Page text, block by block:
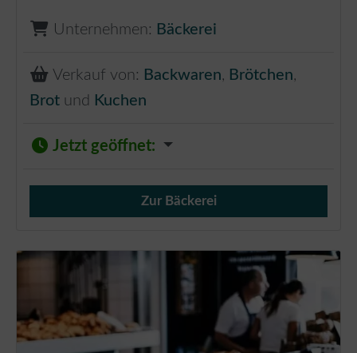
Unternehmen: Bäckerei
Verkauf von: Backwaren, Brötchen,
Brot und Kuchen
Jetzt geöffnet:
Verkauf von Brötchen,
Zur Bäckerei